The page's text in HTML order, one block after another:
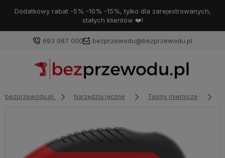
Dodatkowy rabat -5% -10% -15%, tylko dla zarejestrowanych,
stałych klientów ❤️!
693 087 000 bezprzewodu@bezprzewodu.pl
bezprzewodu.pl Narzędzia ręczne Taśmy miernicze